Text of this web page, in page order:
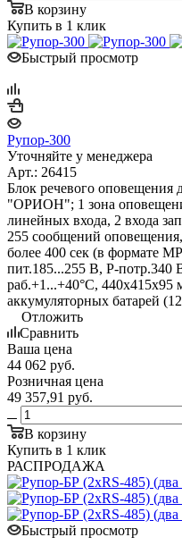
В корзину
Купить в 1 клик
Быстрый просмотр
Рупор-300
Уточняйте у менеджера
Арт.: 26415
Блок речевого оповещения
"ОРИОН"; 1 зона
линейных входа, 2 входа
255 сообщений
более 400 сек (в формате
пит.185...255 В, P-
раб.+1...+40°С, 440x415x95
аккумуляторных батарей
Отложить
Сравнить
Ваша цена
44 062 руб.
Розничная цена
49 357,91 руб.
В корзину
Купить в 1 клик
РАСПРОДАЖА
Быстрый просмотр